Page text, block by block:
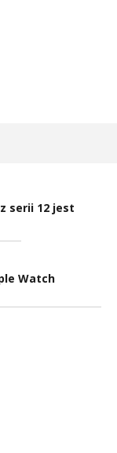
serii 12 jest
Watch